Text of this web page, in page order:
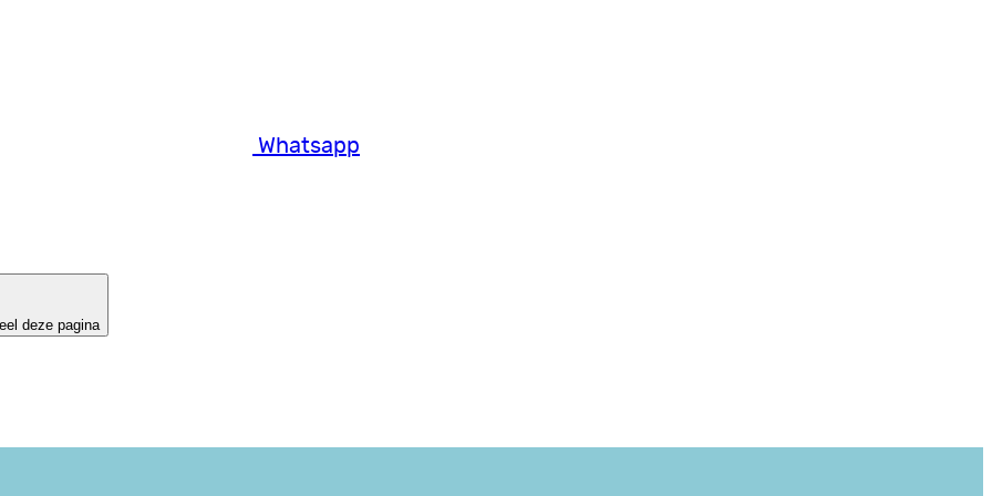
Whatsapp
deze pagina